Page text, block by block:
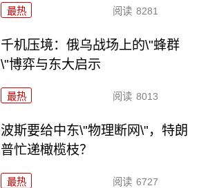
最热 阅读 8281
千机压境：俄乌战场上的\"蜂群
\"博弈与东大启示
最热 阅读 8013
波斯要给中东\"物理断网\"，特朗
普忙递橄榄枝？
最热 阅读 6727